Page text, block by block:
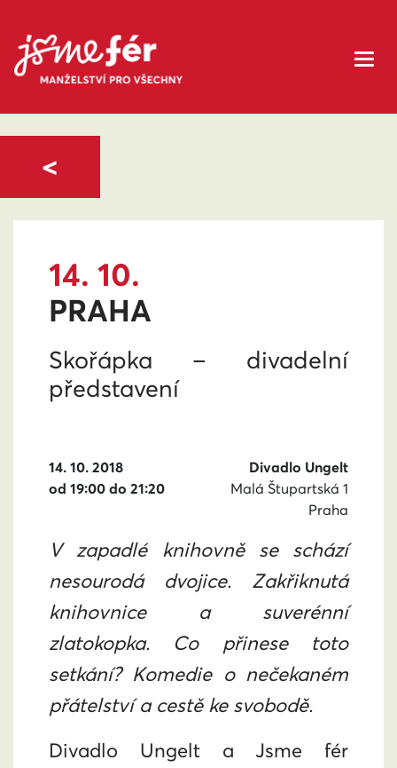
14. 10.
PRAHA
Skořápka – divadelní
představení
14. 10. 2018
od 19:00 do 21:20
Divadlo Ungelt
Malá Štupartská 1
Praha
V zapadlé knihovně se schází
nesourodá dvojice. Zakřiknutá
knihovnice a suverénní
zlatokopka. Co přinese toto
setkání? Komedie o nečekaném
přátelství a cestě ke svobodě.
Divadlo Ungelt a Jsme fér
<